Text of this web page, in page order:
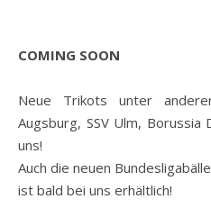
COMING SOON
Neue Trikots unter
Augsburg, SSV Ulm,
uns!
Auch die neuen
ist bald bei uns erhältlich!